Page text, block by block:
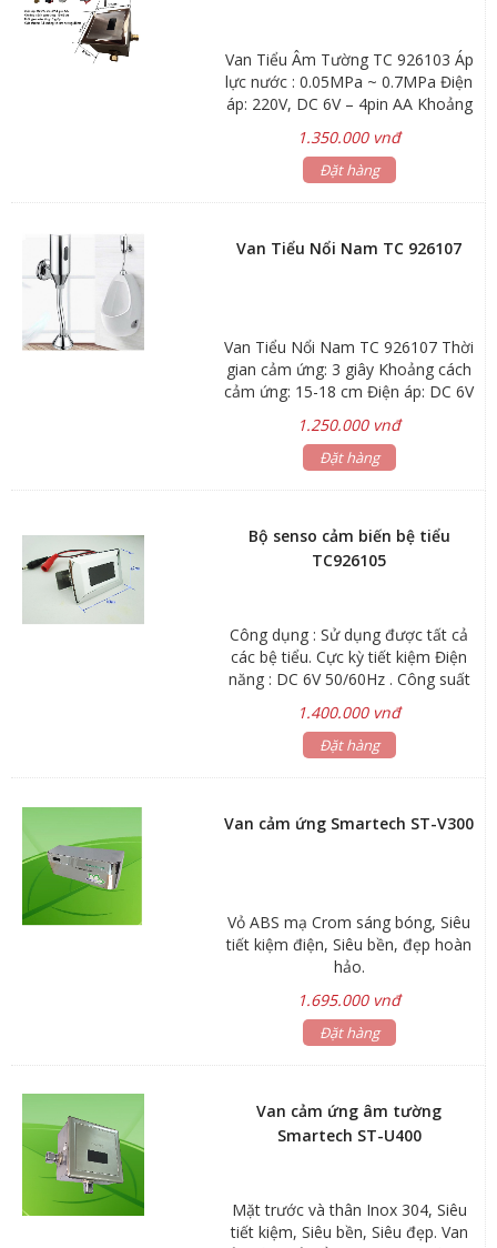
Van Tiểu Âm Tường TC 926103 Áp
lực nước : 0.05MPa ~ 0.7MPa Điện
áp: 220V, DC 6V – 4pin AA Khoảng
cách cảm ứng: 15-18cm Thời gian
cảm ứng: 3 giây Kích thước: 13
vuông và âm tường 80cm Dùng Pin
1.350.000 vnđ
Đặt hàng
Van Tiểu Nổi Nam TC 926107
Van Tiểu Nổi Nam TC 926107 Thời
gian cảm ứng: 3 giây Khoảng cách
cảm ứng: 15-18 cm Điện áp: DC 6V
– 4 pin AA/AC220V (6V) Áp lực nước:
0.05MPa – 0.7MPa
1.250.000 vnđ
Đặt hàng
Bộ senso cảm biến bệ tiểu
TC926105
Công dụng : Sử dụng được tất cả
các bệ tiểu. Cực kỳ tiết kiệm Điện
năng : DC 6V 50/60Hz . Công suất
khi hoạt động là 5W , công suất chờ
là < 0.5mW . .Áp lực nước : 0.05 - 0.6
MPa. Nhiệt độ nguồn nước phù hợp
sáng bóng . Cảm ứng khỏe và rộng.
Hộp xử lý ( âm tường ) được làm
đẹp.
1.400.000 vnđ
Đặt hàng
Van cảm ứng Smartech ST-V300
Vỏ ABS mạ Crom sáng bóng, Siêu
tiết kiệm điện, Siêu bền, đẹp hoàn
hảo.
1.695.000 vnđ
Đặt hàng
Van cảm ứng âm tường
Smartech ST-U400
Mặt trước và thân Inox 304, Siêu
tiết kiệm, Siêu bền, Siêu đẹp. Van